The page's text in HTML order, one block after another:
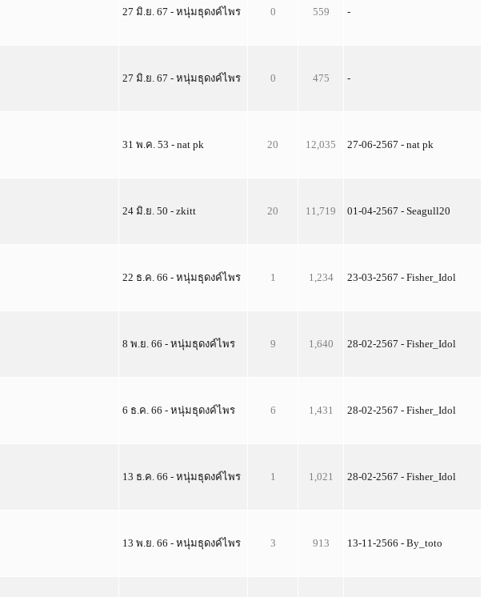
27 มิ.ย. 67 - หนุ่มธุดงค์ไพร 0 559 -
27 มิ.ย. 67 - หนุ่มธุดงค์ไพร 0 475 -
31 พ.ค. 53 - nat pk 20 12,035 27-06-2567 - nat pk
24 มิ.ย. 50 - zkitt 20 11,719 01-04-2567 - Seagull20
22 ธ.ค. 66 - หนุ่มธุดงค์ไพร 1 1,234 23-03-2567 - Fisher_Idol
8 พ.ย. 66 - หนุ่มธุดงค์ไพร 9 1,640 28-02-2567 - Fisher_Idol
6 ธ.ค. 66 - หนุ่มธุดงค์ไพร 6 1,431 28-02-2567 - Fisher_Idol
13 ธ.ค. 66 - หนุ่มธุดงค์ไพร 1 1,021 28-02-2567 - Fisher_Idol
13 พ.ย. 66 - หนุ่มธุดงค์ไพร 3 913 13-11-2566 - By_toto